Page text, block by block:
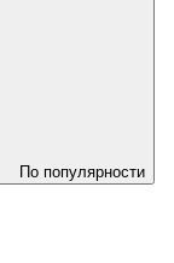
По популярности